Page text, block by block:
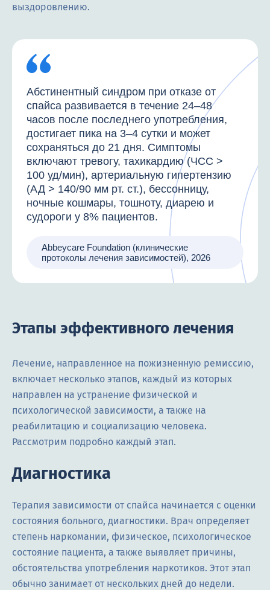
выздоровлению.
Абстинентный синдром при отказе от
спайса развивается в течение 24–48
часов после последнего употребления,
достигает пика на 3–4 сутки и может
сохраняться до 21 дня. Симптомы
включают тревогу, тахикардию (ЧСС >
100 уд/мин), артериальную гипертензию
(АД > 140/90 мм рт. ст.), бессонницу,
ночные кошмары, тошноту, диарею и
судороги у 8% пациентов.
Abbeycare Foundation (клинические
протоколы лечения зависимостей), 2026
Этапы эффективного лечения
Лечение, направленное на пожизненную ремиссию,
включает несколько этапов, каждый из которых
направлен на устранение физической и
психологической зависимости, а также на
реабилитацию и социализацию человека.
Рассмотрим подробно каждый этап.
Диагностика
Терапия зависимости от спайса начинается с оценки
состояния больного, диагностики. Врач определяет
степень наркомании, физическое, психологическое
состояние пациента, а также выявляет причины,
обстоятельства употребления наркотиков. Этот этап
обычно занимает от нескольких дней до недели.